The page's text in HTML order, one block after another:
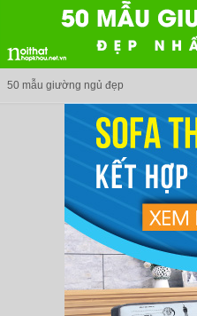
50 mẫu giường ngủ đẹp